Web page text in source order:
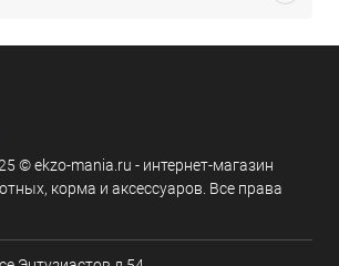
© ekzo-mania.ru - интернет-магазин
корма и аксессуаров. Все права